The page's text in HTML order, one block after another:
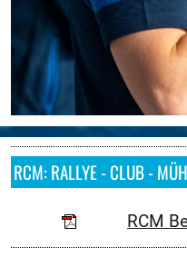
Nennung
Nennliste
Zeitplan
Streckenplan
SP Onboard Videos
Zimmernachweis
Ticket AGB
RCM: RALLYE - CLUB -
RCM